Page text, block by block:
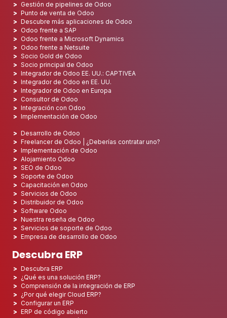
Gestión de pipelines de Odoo
Punto de venta de Odoo
Descubre más aplicaciones de Odoo
Odoo frente a SAP
Odoo frente a Microsoft Dynamics
Odoo frente a Netsuite
Socio Gold de Odoo
Socio principal de Odoo
Integrador de Odoo EE. UU.: CAPTIVEA
Integrador de Odoo en EE. UU.
Integrador de Odoo en Europa
Consultor de Odoo
Integración con Odoo
Implementación de Odoo
Desarrollo de Odoo
Freelancer de Odoo | ¿Deberías contratar uno?
Implementación de Odoo
Alojamiento Odoo
SEO de Odoo
Soporte de Odoo
Capacitación en Odoo
Servicios de Odoo
Distribuidor de Odoo
Software Odoo
Nuestra reseña de Odoo
Servicios de soporte de Odoo
Empresa de desarrollo de Odoo
Descubra ERP
Descubra ERP
¿Qué es una solución ERP?
Comprensión de la integración de ERP
¿Por qué elegir Cloud ERP?
Configurar un ERP
ERP de código abierto